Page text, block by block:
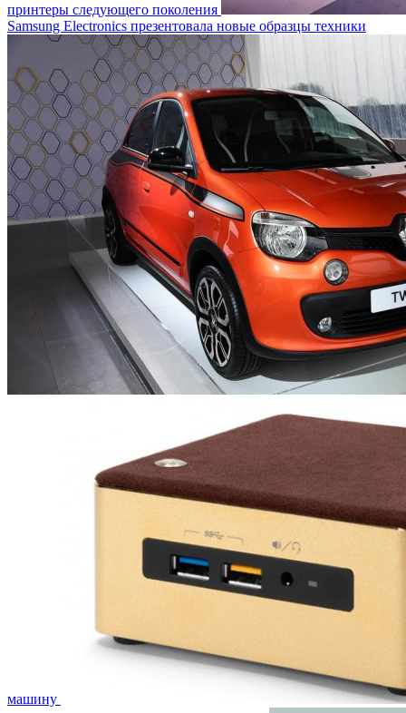
принтеры следующего поколения
Samsung Electronics презентовала новые образцы техники
машину